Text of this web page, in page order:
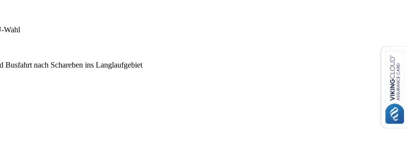
Wahl
Busfahrt nach Schareben ins Langlaufgebiet